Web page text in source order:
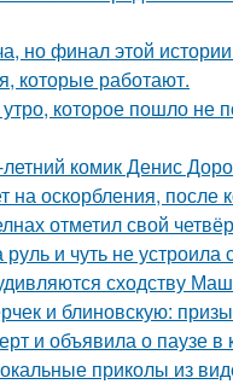
но финал этой
которые работают.
которое пошло не
комик Денис
оскорбления, после
отметил свой
и чуть не
сходству
и блиновскую:
и объявила о паузе в
приколы из